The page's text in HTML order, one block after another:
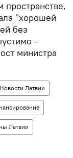
пространстве,
"хорошей
без
-
министра
Новости Латвии
Латвии